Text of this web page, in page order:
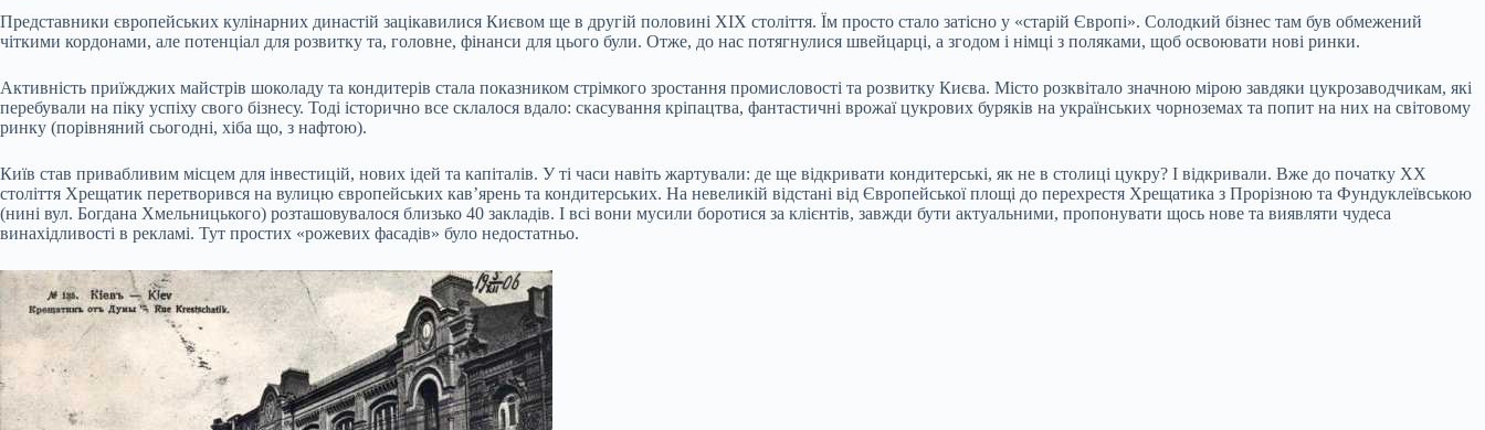
Представники європейських кулінарних династій зацікавилися Києвом ще в другій половині ХІХ століття. Їм просто стало затісно у «старій Європі». Солодкий бізнес там був обмежений
чіткими кордонами, але потенціал для розвитку та, головне, фінанси для цього були. Отже, до нас потягнулися швейцарці, а згодом і німці з поляками, щоб освоювати нові ринки.
Активність приїжджих майстрів шоколаду та кондитерів стала показником стрімкого зростання промисловості та розвитку Києва. Місто розквітало значною мірою завдяки цукрозаводчикам, які
перебували на піку успіху свого бізнесу. Тоді історично все склалося вдало: скасування кріпацтва, фантастичні врожаї цукрових буряків на українських чорноземах та попит на них на світовому
ринку (порівняний сьогодні, хіба що, з нафтою).
Київ став привабливим місцем для інвестицій, нових ідей та капіталів. У ті часи навіть жартували: де ще відкривати кондитерські, як не в столиці цукру? І відкривали. Вже до початку ХХ
століття Хрещатик перетворився на вулицю європейських кав’ярень та кондитерських. На невеликій відстані від Європейської площі до перехрестя Хрещатика з Прорізною та Фундуклеївською
(нині вул. Богдана Хмельницького) розташовувалося близько 40 закладів. І всі вони мусили боротися за клієнтів, завжди бути актуальними, пропонувати щось нове та виявляти чудеса
винахідливості в рекламі. Тут простих «рожевих фасадів» було недостатньо.